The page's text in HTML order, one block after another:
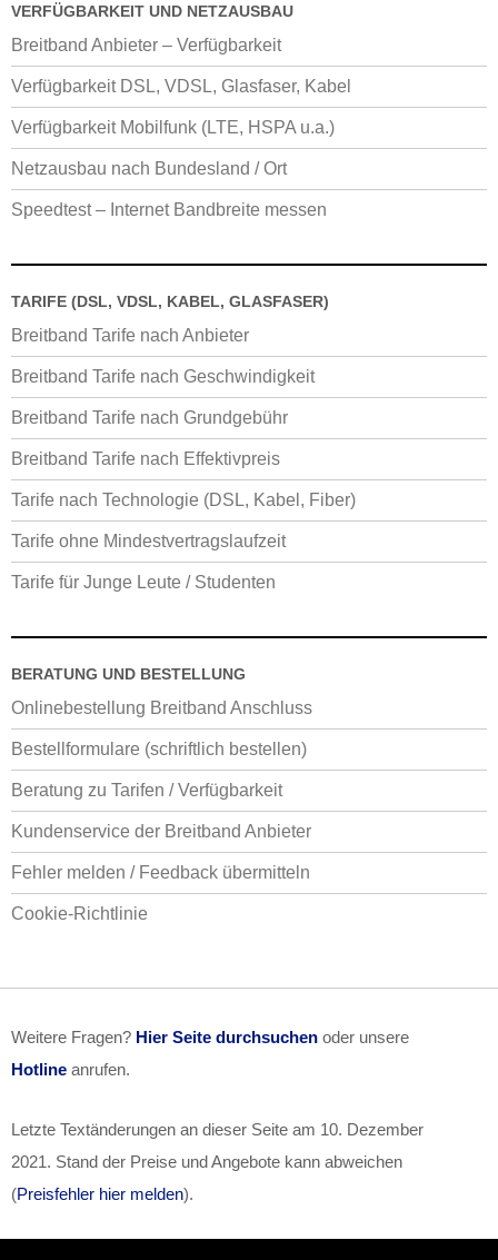
VERFÜGBARKEIT UND NETZAUSBAU
Breitband Anbieter – Verfügbarkeit
Verfügbarkeit DSL, VDSL, Glasfaser, Kabel
Verfügbarkeit Mobilfunk (LTE, HSPA u.a.)
Netzausbau nach Bundesland / Ort
Speedtest – Internet Bandbreite messen
TARIFE (DSL, VDSL, KABEL, GLASFASER)
Breitband Tarife nach Anbieter
Breitband Tarife nach Geschwindigkeit
Breitband Tarife nach Grundgebühr
Breitband Tarife nach Effektivpreis
Tarife nach Technologie (DSL, Kabel, Fiber)
Tarife ohne Mindestvertragslaufzeit
Tarife für Junge Leute / Studenten
BERATUNG UND BESTELLUNG
Onlinebestellung Breitband Anschluss
Bestellformulare (schriftlich bestellen)
Beratung zu Tarifen / Verfügbarkeit
Kundenservice der Breitband Anbieter
Fehler melden / Feedback übermitteln
Cookie-Richtlinie
Weitere Fragen? Hier Seite durchsuchen oder unsere
Hotline anrufen.
Letzte Textänderungen an dieser Seite am 10. Dezember
2021 . Stand der Preise und Angebote kann abweichen
(Preisfehler hier melden).